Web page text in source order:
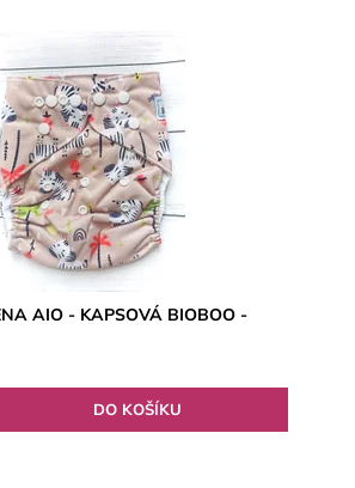
AIO - KAPSOVÁ BIOBOO -